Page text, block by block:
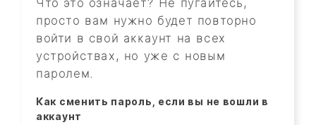
Что это означает? Не пугайтесь,
просто вам нужно будет повторно
войти в свой аккаунт на всех
устройствах, но уже с новым
паролем.
Как сменить пароль, если вы не вошли в
аккаунт